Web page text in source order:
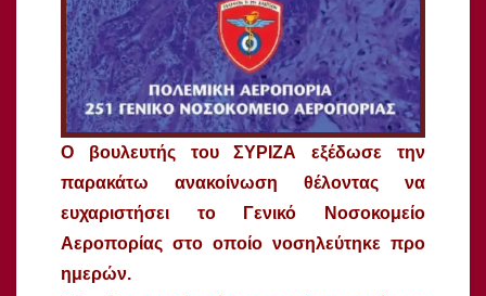
Ο βουλευτής του ΣΥΡΙΖΑ εξέδωσε την
παρακάτω ανακοίνωση θέλοντας να
ευχαριστήσει το Γενικό Νοσοκομείο
Αεροπορίας στο οποίο νοσηλεύτηκε προ
ημερών.